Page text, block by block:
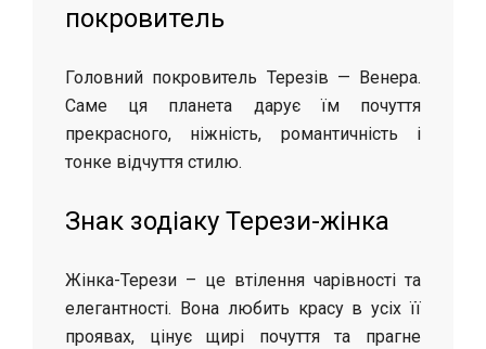
покровитель
Головний покровитель Терезів — Венера.
Саме ця планета дарує їм почуття
прекрасного, ніжність, романтичність і
тонке відчуття стилю.
Знак зодіаку Терези-жінка
Жінка-Терези – це втілення чарівності та
елегантності. Вона любить красу в усіх її
проявах, цінує щирі почуття та прагне